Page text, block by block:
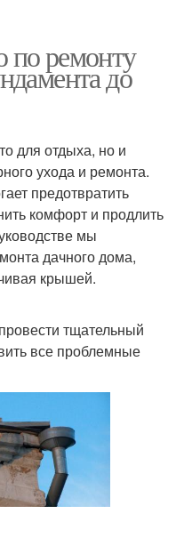
по ремонту
до
для отдыха, но и
ухода и ремонта.
предотвратить
комфорт и продлить
мы
дачного дома,
крышей.
тщательный
все проблемные